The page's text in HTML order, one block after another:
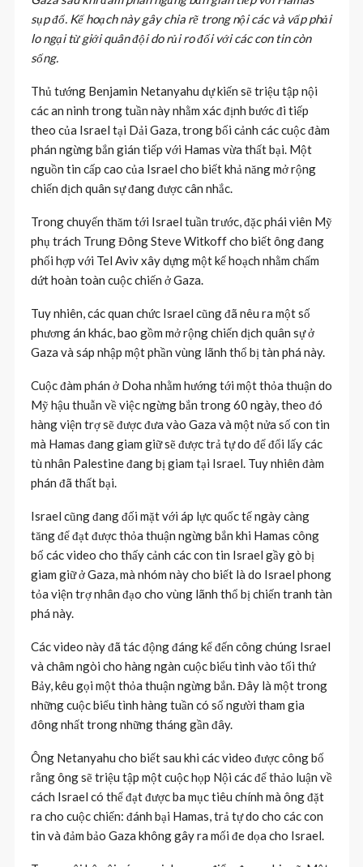
sụp đổ. Kế hoạch này gây chia rẽ trong nội các và vấp phải
lo ngại từ giới quân đội do rủi ro đối với các con tin còn
sống.
Thủ tướng Benjamin Netanyahu dự kiến sẽ triệu tập nội
các an ninh trong tuần này nhằm xác định bước đi tiếp
theo của Israel tại Dải Gaza, trong bối cảnh các cuộc đàm
phán ngừng bắn gián tiếp với Hamas vừa thất bại. Một
nguồn tin cấp cao của Israel cho biết khả năng mở rộng
chiến dịch quân sự đang được cân nhắc.
Trong chuyến thăm tới Israel tuần trước, đặc phái viên Mỹ
phụ trách Trung Đông Steve Witkoff cho biết ông đang
phối hợp với Tel Aviv xây dựng một kế hoạch nhằm chấm
dứt hoàn toàn cuộc chiến ở Gaza.
Tuy nhiên, các quan chức Israel cũng đã nêu ra một số
phương án khác, bao gồm mở rộng chiến dịch quân sự ở
Gaza và sáp nhập một phần vùng lãnh thổ bị tàn phá này.
Cuộc đàm phán ở Doha nhằm hướng tới một thỏa thuận do
Mỹ hậu thuẫn về việc ngừng bắn trong 60 ngày, theo đó
hàng viện trợ sẽ được đưa vào Gaza và một nửa số con tin
mà Hamas đang giam giữ sẽ được trả tự do để đổi lấy các
tù nhân Palestine đang bị giam tại Israel. Tuy nhiên đàm
phán đã thất bại.
Israel cũng đang đối mặt với áp lực quốc tế ngày càng
tăng để đạt được thỏa thuận ngừng bắn khi Hamas công
bố các video cho thấy cảnh các con tin Israel gầy gò bị
giam giữ ở Gaza, mà nhóm này cho biết là do Israel phong
tỏa viện trợ nhân đạo cho vùng lãnh thổ bị chiến tranh tàn
phá này.
Các video này đã tác động đáng kể đến công chúng Israel
và châm ngòi cho hàng ngàn cuộc biểu tình vào tối thứ
Bảy, kêu gọi một thỏa thuận ngừng bắn. Đây là một trong
những cuộc biểu tình hàng tuần có số người tham gia
đông nhất trong những tháng gần đây.
Ông Netanyahu cho biết sau khi các video được công bố
rằng ông sẽ triệu tập một cuộc họp Nội các để thảo luận về
cách Israel có thể đạt được ba mục tiêu chính mà ông đặt
ra cho cuộc chiến: đánh bại Hamas, trả tự do cho các con
tin và đảm bảo Gaza không gây ra mối đe dọa cho Israel.